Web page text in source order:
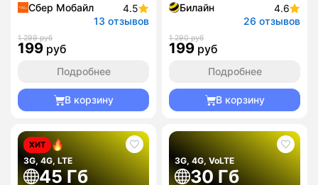
Сбер Мобайл
4.5
13 отзывов
1 299 руб
199 руб
Подробнее
В корзину
Билайн
4.6
26 отзывов
1 290 руб
199 руб
Подробнее
В корзину
ХИТ
3G, 4G, LTE
45 Гб
3G, 4G, VoLTE
30 Гб